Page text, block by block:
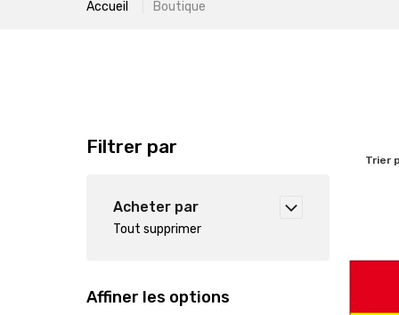
Accueil Boutique
Trier
Filtrer par
Acheter par
Tout supprimer
Affiner les options